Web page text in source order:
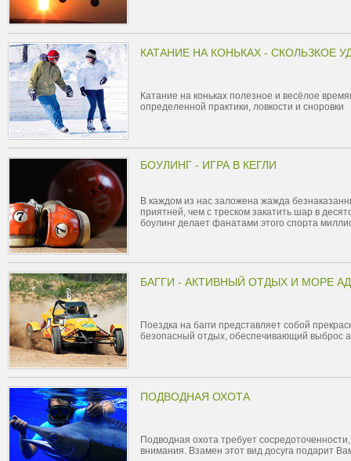
КАТАНИЕ НА КОНЬКАХ - СКОЛЬЗКОЕ
Катание на коньках полезное и весёлое
определенной практики, ловкости и сноровки
БОУЛИНГ - ИГРА В КЕГЛИ
В каждом из нас заложена жажда
приятней, чем с треском закатить шар в
боулинг делает фанатами этого спорта
БАГГИ - АКТИВНЫЙ ОТДЫХ И МОРЕ
Поездка на багги представляет собой
безопасный отдых, обеспечивающий выброс
ПОДВОДНАЯ ОХОТА
Подводная охота требует
внимания. Взамен этот вид досуга подарит